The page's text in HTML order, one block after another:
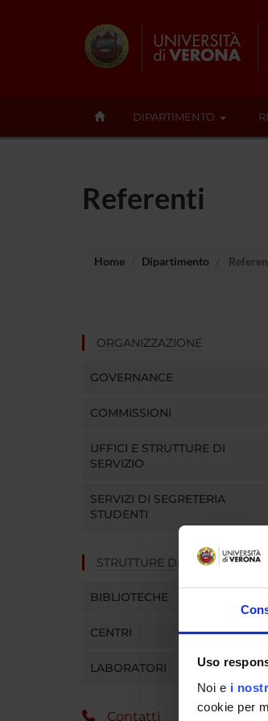
Uso
Noi e i
cookie per
DIPARTIMENTO
Referenti
Home Dipartimento
ORGANIZZAZIONE
GOVERNANCE
COMMISSIONI
UFFICI E STRUTTURE DI
SERVIZIO
SERVIZI DI SEGRETERIA
STUDENTI
STRUTTURE DEL
BIBLIOTECHE
CENTRI
LABORATORI
Contatti